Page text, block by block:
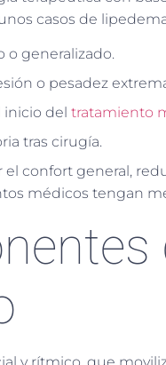
casos de
o generalizado.
o pesadez
inicio del tratamiento
tras cirugía.
el confort general,
médicos tengan